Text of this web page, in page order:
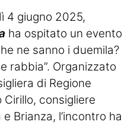
4 giugno 2025,
ha ospitato un evento
ne sanno i duemila?
rabbia”. Organizzato
di Regione
consigliere
Brianza, l’incontro ha